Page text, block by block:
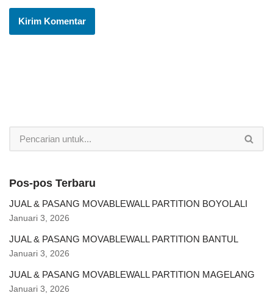
Pos-pos Terbaru
JUAL & PASANG MOVABLEWALL PARTITION BOYOLALI
Januari 3, 2026
JUAL & PASANG MOVABLEWALL PARTITION BANTUL
Januari 3, 2026
JUAL & PASANG MOVABLEWALL PARTITION MAGELANG
Januari 3, 2026